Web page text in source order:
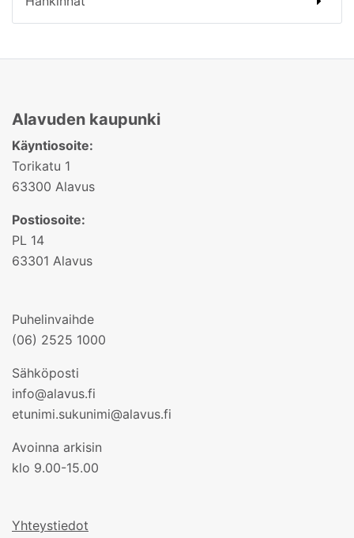
Alavuden kaupunki
Käyntiosoite:
Torikatu 1
63300 Alavus
Postiosoite:
PL 14
63301 Alavus
Puhelinvaihde
(06) 2525 1000
Sähköposti
info@alavus.fi
etunimi.sukunimi@alavus.fi
Avoinna arkisin
klo 9.00-15.00
Yhteystiedot